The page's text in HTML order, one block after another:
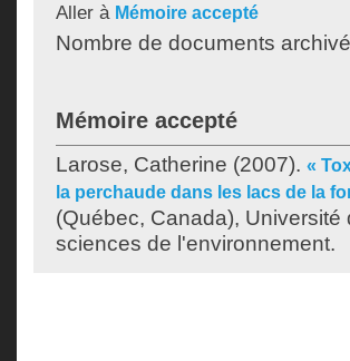
Aller à Mémoire accepté
Nombre de documents
Mémoire accepté
Larose, Catherine (2007). «
la perchaude dans les lacs de la
(Québec, Canada),
sciences de l'environnement.